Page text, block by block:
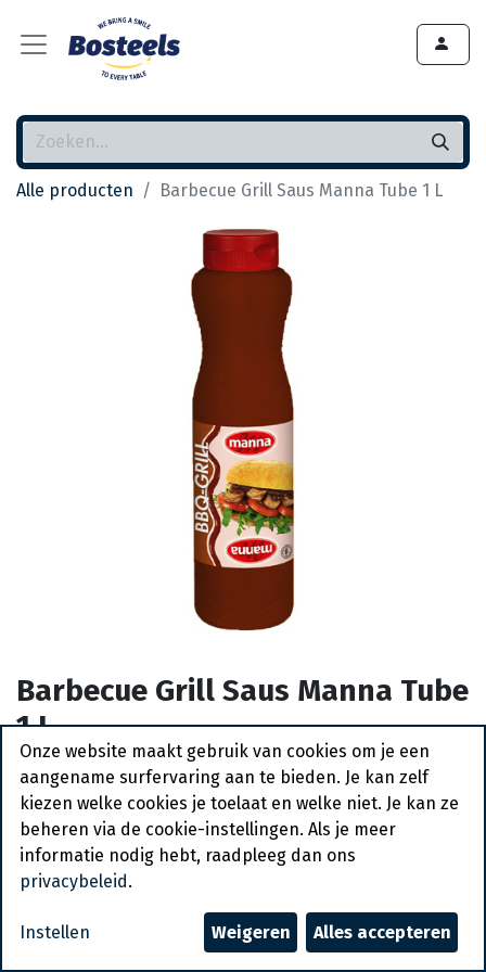
Alle producten Barbecue Grill Saus Manna Tube 1 L
Barbecue Grill Saus Manna Tube
1 L
Actief
Vraag een account aan
30-dagen geld terug garantie
Verzending: 2-3 werkdagen
Onze website maakt gebruik van cookies om je een
aangename surfervaring aan te bieden. Je kan zelf
kiezen welke cookies je toelaat en welke niet. Je kan ze
beheren via de cookie-instellingen. Als je meer
informatie nodig hebt, raadpleeg dan ons
privacybeleid .
Instellen Weigeren Alles accepteren